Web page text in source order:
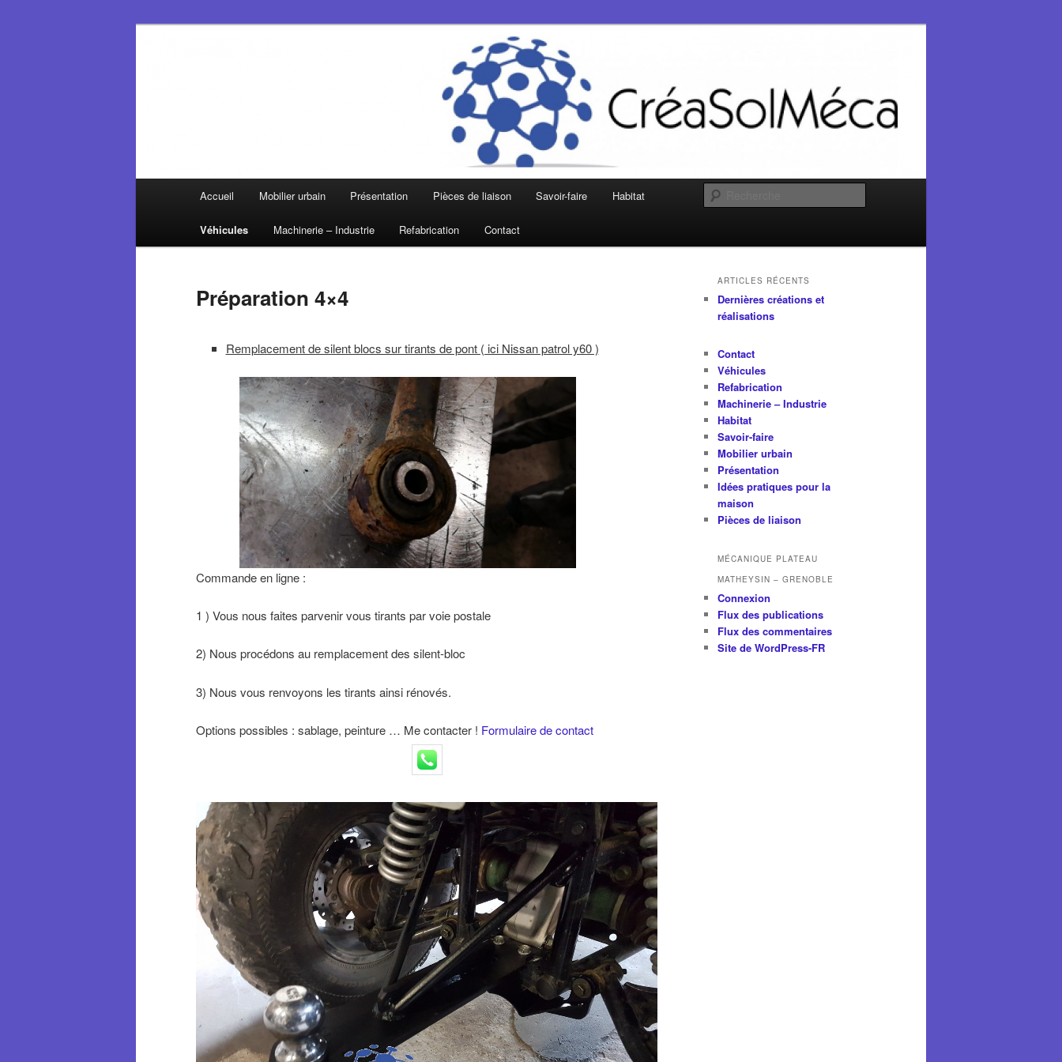
Créateur de solutions Mécaniques
A votre service sur le plateau Matheysin, le Trièves et Grenoble
Accueil Mobilier urbain Présentation Pièces de liaison Savoir-faire Habitat
Véhicules Machinerie – Industrie Refabrication Contact
Préparation 4×4
Remplacement de silent blocs sur tirants de pont ( ici Nissan patrol y60 )
Commande en ligne :
1 ) Vous nous faites parvenir vous tirants par voie postale
2) Nous procédons au remplacement des silent-bloc
3) Nous vous renvoyons les tirants ainsi rénovés.
Options possibles : sablage, peinture … Me contacter ! Formulaire de contact
ARTICLES RÉCENTS
Dernières créations et
réalisations
Contact
Véhicules
Refabrication
Machinerie – Industrie
Habitat
Savoir-faire
Mobilier urbain
Présentation
Idées pratiques pour la
maison
Pièces de liaison
MÉCANIQUE PLATEAU
MATHEYSIN – GRENOBLE
Connexion
Flux des publications
Flux des commentaires
Site de WordPress-FR